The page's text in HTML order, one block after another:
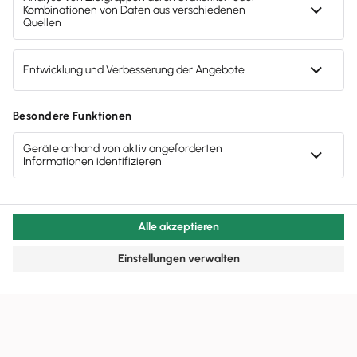
Gendergerechte Sprache
Inhalte melden
Datenschutz
AGB
Lieferketten